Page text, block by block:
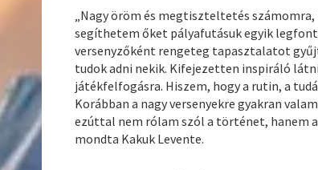
„Nagy öröm és megtiszteltetés
segíthetem őket pályafutásuk egyik
versenyzőként rengeteg tapasztalatot
tudok adni nekik. Kifejezetten inspiráló
játékfelfogásra. Hiszem, hogy a rutin, a
Korábban a nagy versenyekre gyakran
ezúttal nem rólam szól a történet, hanem
mondta Kakuk Levente.